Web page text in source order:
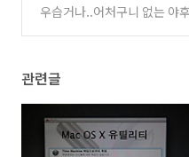
우습거나..어처구니 없는 야
관련글